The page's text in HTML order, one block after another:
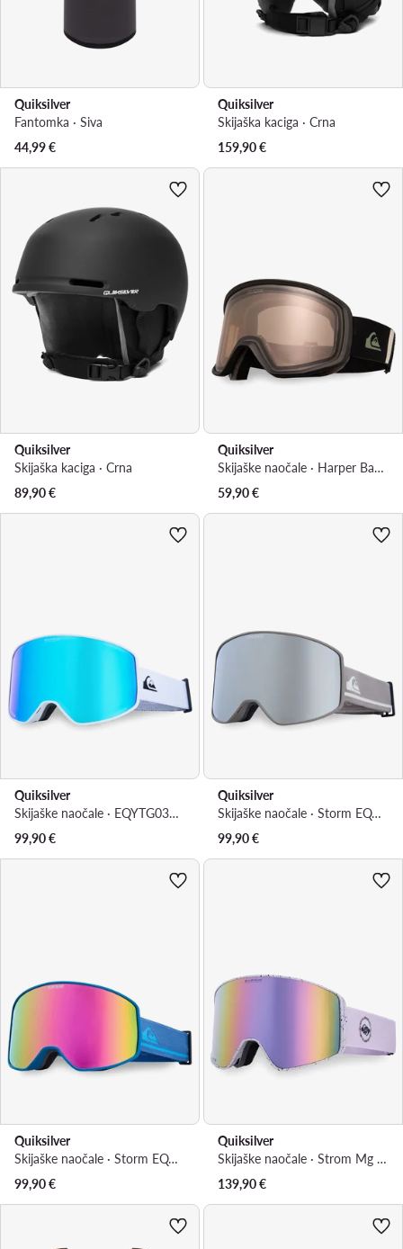
Quiksilver
Fantomka · Siva
44,99€
Quiksilver
Skijaška kaciga · Crna
159,90€
Quiksilver
Skijaška kaciga · Crna
89,90€
Quiksilver
Skijaške naočale · Harper Bad Weather EQYTG03215 · Crna
59,90€
Quiksilver
Skijaške naočale · EQYTG03218 · Plava
99,90€
Quiksilver
Skijaške naočale · Storm EQYTG03218 · Siva
99,90€
Quiksilver
Skijaške naočale · Storm EQYTG03218 · Tamnoplava
99,90€
Quiksilver
Skijaške naočale · Strom Mg EQYTG03219 · Ljubičasta
139,90€